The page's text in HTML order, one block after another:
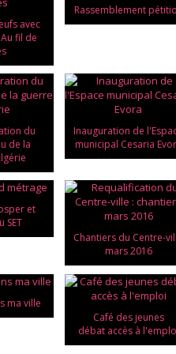
avec
fil de
Rassemblement
du
de la
Inauguration de
municipal Cesaria
et
SET
Chantiers du Centre-
mars 2016
ma ville
Café des jeunes
débat accès à